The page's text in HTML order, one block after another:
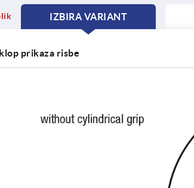
IZBIRA VARIANT
CURRENT
CURRENT
prikaza risbe